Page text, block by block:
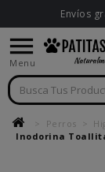
Envíos

Menu
Perros
Inodorina